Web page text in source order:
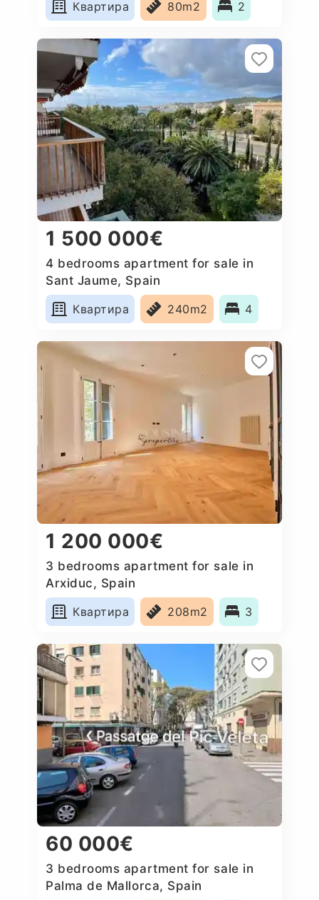
Квартира 80m2 2
1 500 000€
4 bedrooms apartment for sale in
Sant Jaume, Spain
Квартира
240m2 4
1 200 000€
3 bedrooms apartment for sale in
Arxiduc, Spain
Квартира
208m2 3
60 000€
3 bedrooms apartment for sale in
Palma de Mallorca, Spain